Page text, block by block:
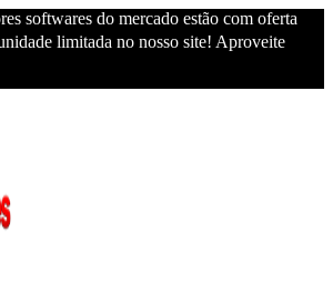
softwares do mercado estão com oferta
limitada no nosso site! Aproveite